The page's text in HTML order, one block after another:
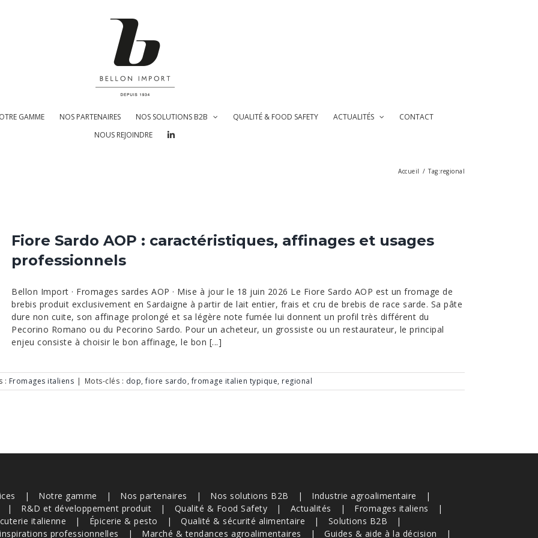
GAMME NOS PARTENAIRES NOS SOLUTIONS B2B QUALITÉ & FOOD SAFETY ACTUALITÉS
CONTACT
NOUS REJOINDRE
Accueil / Tag:regional
Fiore Sardo AOP : caractéristiques, affinages et usages
professionnels
Bellon Import · Fromages sardes AOP · Mise à jour le 18 juin 2026 Le Fiore Sardo AOP est un fromage de
brebis produit exclusivement en Sardaigne à partir de lait entier, frais et cru de brebis de race sarde. Sa pâte
dure non cuite, son affinage prolongé et sa légère note fumée lui donnent un profil très différent du
Pecorino Romano ou du Pecorino Sardo. Pour un acheteur, un grossiste ou un restaurateur, le principal
enjeu consiste à choisir le bon affinage, le bon [...]
: Fromages italiens | Mots-clés : dop,fiore sardo,fromage italien typique, regional
Notre gamme Nos partenaires Nos solutions B2B
Industrie agroalimentaire
R&D et développement produit Qualité & Food Safety Actualités
Fromages italiens
italienne Épicerie & pesto Qualité & sécurité alimentaire
Solutions B2B
professionnelles Marché & tendances agroalimentaires Guides & aide à la décision